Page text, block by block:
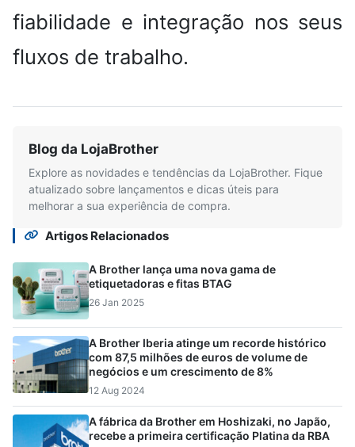
fiabilidade e integração nos seus
fluxos de trabalho.
Blog da LojaBrother
Explore as novidades e tendências da LojaBrother. Fique
atualizado sobre lançamentos e dicas úteis para
melhorar a sua experiência de compra.
Artigos Relacionados
A Brother lança uma nova gama de
etiquetadoras e fitas BTAG
26 Jan 2025
A Brother Iberia atinge um recorde histórico
com 87,5 milhões de euros de volume de
negócios e um crescimento de 8%
12 Aug 2024
A fábrica da Brother em Hoshizaki, no Japão,
recebe a primeira certificação Platina da RBA